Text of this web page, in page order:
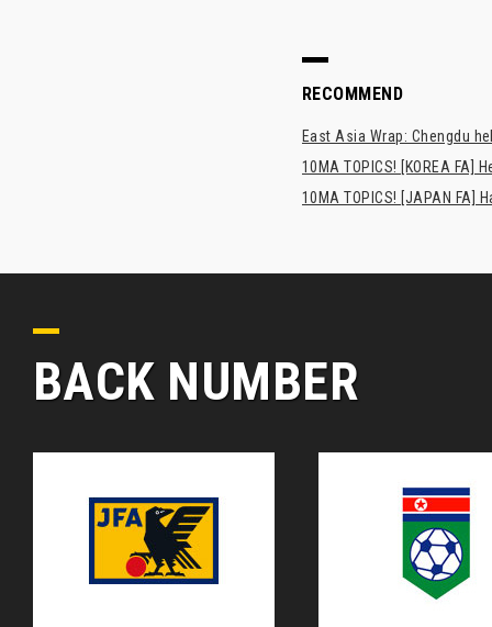
RECOMMEND
East Asia Wrap: Chengdu
10MA TOPICS! [KOREA FA]
10MA TOPICS! [JAPAN
BACK NUMBER